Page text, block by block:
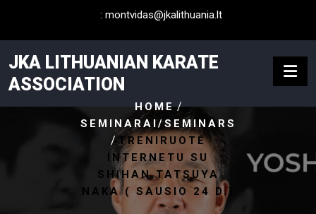
content
: montvidas@jkalithuania.lt
JKA LITHUANIAN KARATE
ASSOCIATION
HOME/
SEMINARAI/SEMINARS
/ TRENIRUOTĖ
INTERNETU SU
SHIHAN TATSUYA
NAKA ( SAUSIO 24 D.)